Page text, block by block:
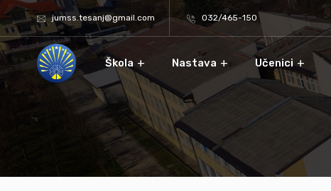
jumss.tesanj@gmail.com 032/465-150
Škola Nastava Učenici